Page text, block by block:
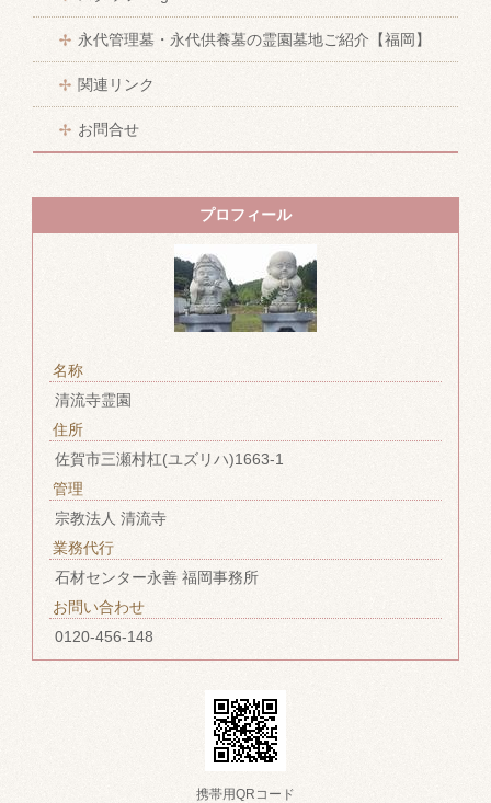
永代管理墓・永代供養墓の霊園墓地ご紹介【福岡】
関連リンク
お問合せ
プロフィール
名称
清流寺霊園
住所
佐賀市三瀬村杠(ユズリハ)1663-1
管理
宗教法人 清流寺
業務代行
石材センター永善 福岡事務所
お問い合わせ
0120-456-148
携帯用QRコード